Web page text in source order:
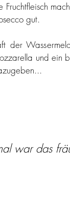
Fruchtfleisch
gut.
der
und ein
war das